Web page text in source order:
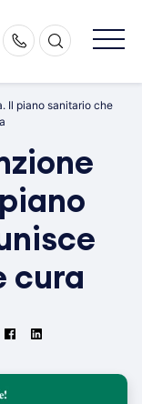
Il piano sanitario che
cura